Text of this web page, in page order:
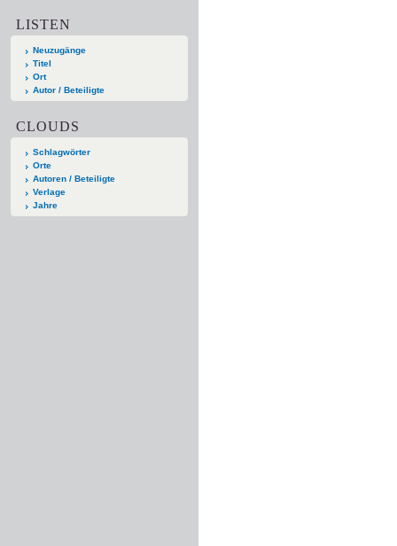
LISTEN
Neuzugänge
Titel
Ort
Autor / Beteiligte
CLOUDS
Schlagwörter
Orte
Autoren / Beteiligte
Verlage
Jahre